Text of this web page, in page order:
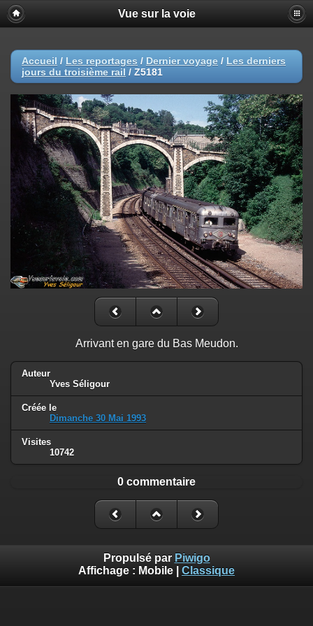
Vue sur la voie
Accueil / Les reportages / Dernier voyage / Les derniers
jours du troisième rail / Z5181
Arrivant en gare du Bas Meudon.
Auteur
Yves Séligour
Créée le
Dimanche 30 Mai 1993
Visites
10742
0 commentaire
Propulsé par Piwigo
Affichage : Mobile Classique